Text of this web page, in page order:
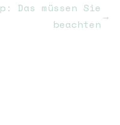
Das müssen Sie
beachten
→